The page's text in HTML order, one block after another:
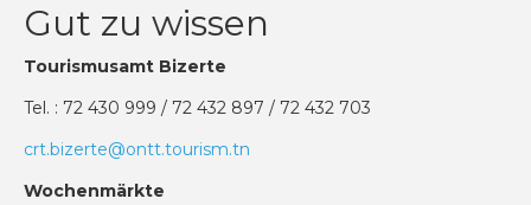
Gut zu wissen
Tourismusamt Bizerte
Tel. : 72 430 999 / 72 432 897 / 72 432 703
crt.bizerte@ontt.tourism.tn
Wochenmärkte